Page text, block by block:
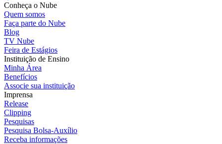
Conheça o Nube
Quem somos
Faça parte do Nube
Blog
TV Nube
Feira de Estágios
Instituição de Ensino
Minha Área
Benefícios
Associe sua instituição
Imprensa
Release
Clipping
Pesquisas
Pesquisa Bolsa-Auxílio
Receba informações